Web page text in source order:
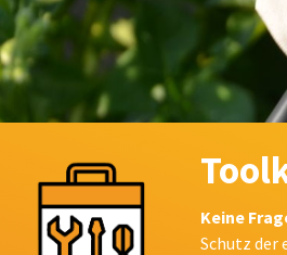
Keine
Schutz der